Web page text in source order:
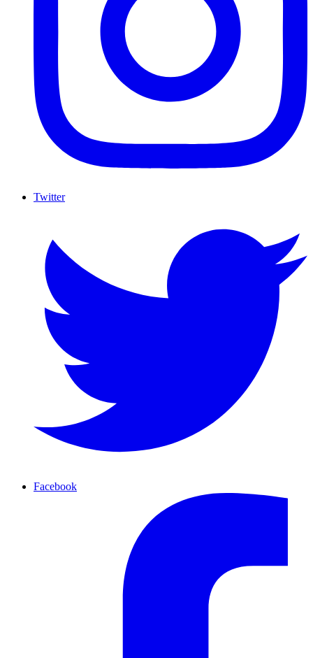
Twitter
Facebook